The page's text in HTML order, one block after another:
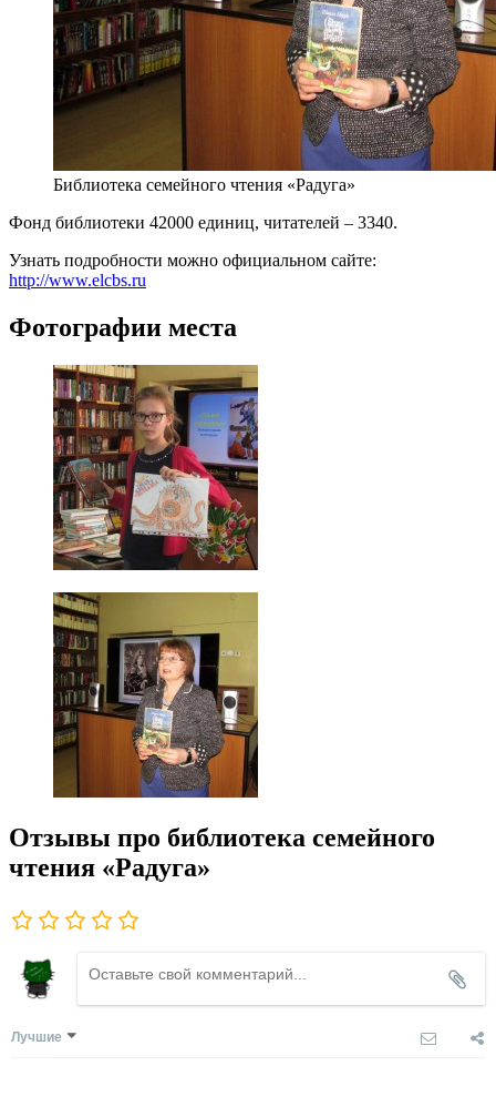
Библиотека семейного чтения «Радуга»
Фонд библиотеки 42000 единиц, читателей – 3340.
Узнать подробности можно официальном сайте:
http://www.elcbs.ru
Фотографии места
Отзывы про библиотека семейного
чтения «Радуга»
Лучшие